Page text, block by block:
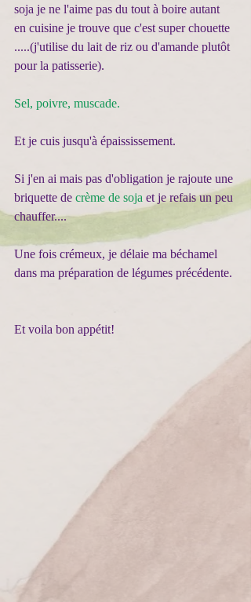
soja je ne l'aime pas du tout à boire autant
en cuisine je trouve que c'est super chouette
.....(j'utilise du lait de riz ou d'amande plutôt
pour la patisserie).
Sel, poivre, muscade.
Et je cuis jusqu'à épaississement.
Si j'en ai mais pas d'obligation je rajoute une
briquette de crème de soja et je refais un peu
chauffer....
Une fois crémeux, je délaie ma béchamel
dans ma préparation de légumes précédente.
Et voila bon appétit!